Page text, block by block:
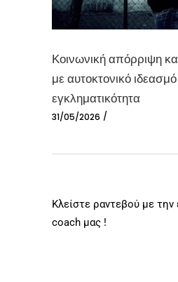
Κοινωνική απόρριψη
με αυτοκτονικό ιδεασμό
εγκληματικότητα
31/05/2026
Κλείστε ραντεβού με την
coach μας !